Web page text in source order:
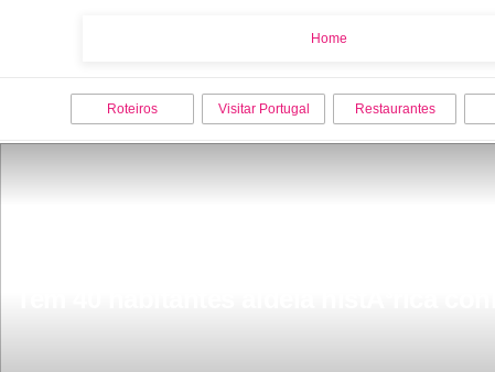
Home
Roteiros Visitar Portugal Restaurantes